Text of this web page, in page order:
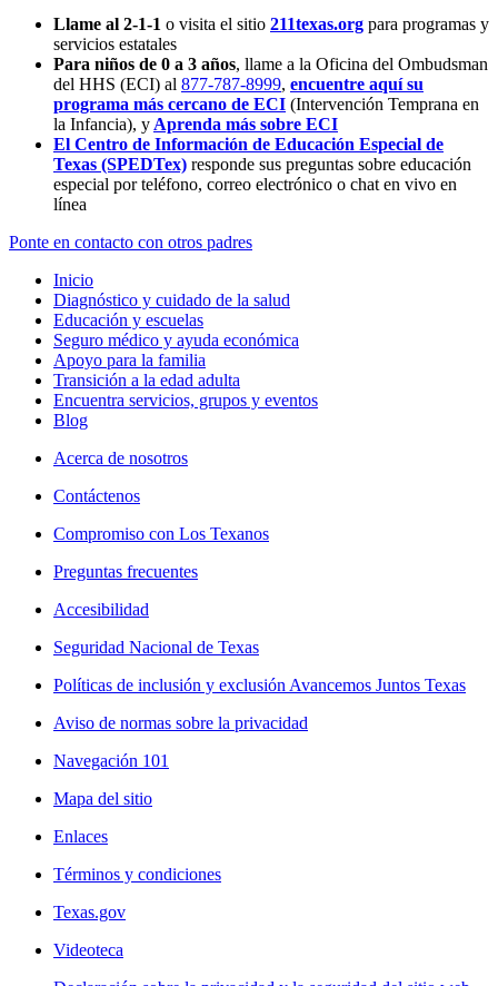
Llame al 2-1-1 o visita el sitio 211texas.org para programas y
servicios estatales
Para niños de 0 a 3 años, llame a la Oficina del Ombudsman
del HHS (ECI) al 877-787-8999, encuentre aquí su
programa más cercano de ECI (Intervención Temprana en
la Infancia), y Aprenda más sobre ECI
El Centro de Información de Educación Especial de
Texas (SPEDTex) responde sus preguntas sobre educación
especial por teléfono, correo electrónico o chat en vivo en
línea
Ponte en contacto con otros padres
Inicio
Diagnóstico y cuidado de la salud
Educación y escuelas
Seguro médico y ayuda económica
Apoyo para la familia
Transición a la edad adulta
Encuentra servicios, grupos y eventos
Blog
Acerca de nosotros
Contáctenos
Compromiso con Los Texanos
Preguntas frecuentes
Accesibilidad
Seguridad Nacional de Texas
Políticas de inclusión y exclusión Avancemos Juntos Texas
Aviso de normas sobre la privacidad
Navegación 101
Mapa del sitio
Enlaces
Términos y condiciones
Texas.gov
Videoteca